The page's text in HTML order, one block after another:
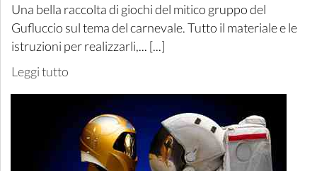
Una bella raccolta di giochi del mitico gruppo del
Gufluccio sul tema del carnevale. Tutto il materiale e le
istruzioni per realizzarli,... [...]
Leggi tutto